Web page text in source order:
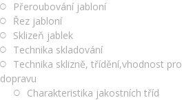
Přeroubování jabloní
Řez jabloní
Sklizeň jablek
Technika skladování
Technika sklizně, třídění,vhodnost pro
dopravu
Charakteristika jakostních tříd